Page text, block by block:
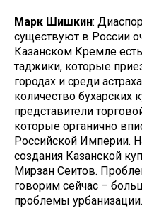
Марк Шишкин:
существуют в России
Казанском Кремле
таджики, которые
городах и среди
количество бухарских
представители
которые органично
Российской Империи.
создания Казанской
Мирзан Сеитов.
говорим сейчас –
проблемы урбанизации.